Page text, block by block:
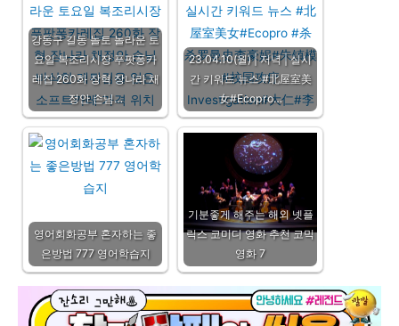
강동구 길동 놀토 놀라운 토
요일 복조리시장 푸팟퐁카
레집 260화 장혁 장나라 채
정안 손님…
23.04.10(월) | 저녁 | 실시
간 키워드 뉴스 #北屋室美
女#Ecopro…
영어회화공부 혼자하는 좋
은방법 777 영어학습지
기분좋게 해주는 해외 넷플
릭스 코미디 영화 추천 코믹
영화 7